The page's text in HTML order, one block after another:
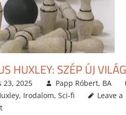
HUXLEY: SZÉP ÚJ VILÁG
23, 2025
Papp Róbert, BA
, Irodalom, Sci-fi
Leave a